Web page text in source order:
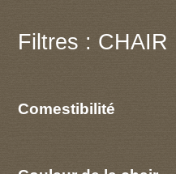
Filtres : CHAIR
Comestibilité